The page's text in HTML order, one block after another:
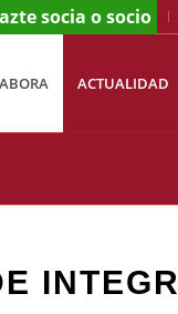
socia o socio
ACTUALIDAD